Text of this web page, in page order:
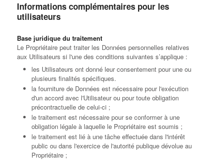
Informations complémentaires pour les
utilisateurs
Base juridique du traitement
Le Propriétaire peut traiter les Données personnelles relatives
aux Utilisateurs si l'une des conditions suivantes s’applique :
les Utilisateurs ont donné leur consentement pour une ou
plusieurs finalités spécifiques.
la fourniture de Données est nécessaire pour l'exécution
d'un accord avec l'Utilisateur ou pour toute obligation
précontractuelle de celui-ci ;
le traitement est nécessaire pour se conformer à une
obligation légale à laquelle le Propriétaire est soumis ;
le traitement est lié à une tâche effectuée dans l'intérêt
public ou dans l'exercice de l'autorité publique dévolue au
Propriétaire ;